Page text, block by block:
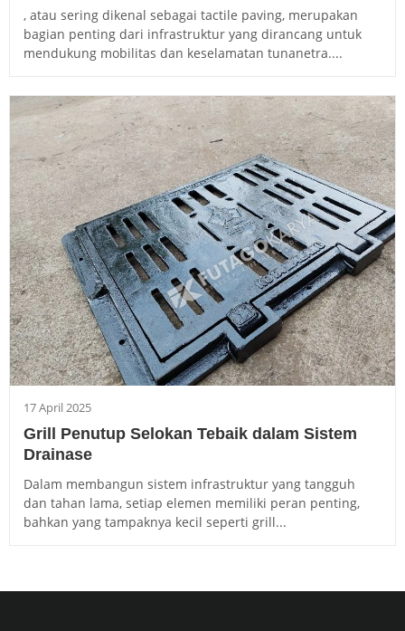
, atau sering dikenal sebagai tactile paving, merupakan
bagian penting dari infrastruktur yang dirancang untuk
mendukung mobilitas dan keselamatan tunanetra....
17 April 2025
Grill Penutup Selokan Tebaik dalam Sistem
Drainase
Dalam membangun sistem infrastruktur yang tangguh
dan tahan lama, setiap elemen memiliki peran penting,
bahkan yang tampaknya kecil seperti grill...